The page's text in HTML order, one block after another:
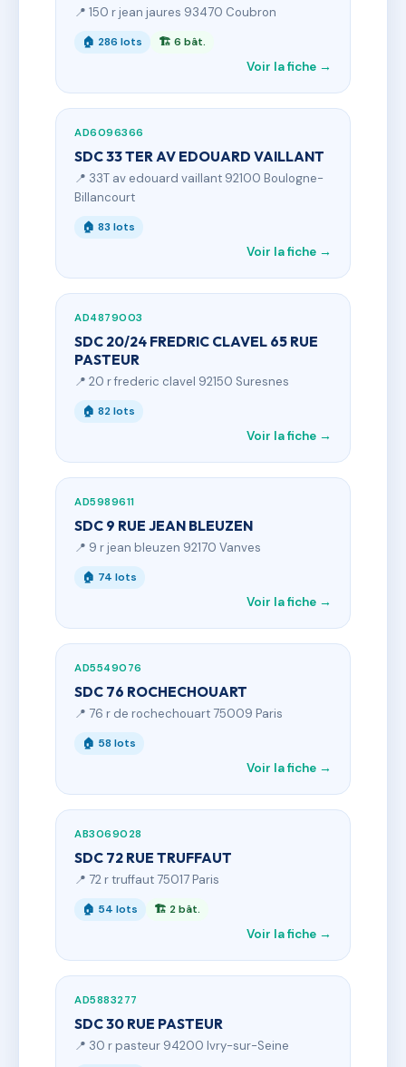
📍 150 r jean jaures 93470 Coubron
🏠 286 lots 🏗 6 bât.
Voir la fiche →
AD6096366
SDC 33 TER AV EDOUARD VAILLANT
📍 33T av edouard vaillant 92100 Boulogne-
Billancourt
🏠 83 lots
Voir la fiche →
AD4879003
SDC 20/24 FREDRIC CLAVEL 65 RUE
PASTEUR
📍 20 r frederic clavel 92150 Suresnes
🏠 82 lots
Voir la fiche →
AD5989611
SDC 9 RUE JEAN BLEUZEN
📍 9 r jean bleuzen 92170 Vanves
🏠 74 lots
Voir la fiche →
AD5549076
SDC 76 ROCHECHOUART
📍 76 r de rochechouart 75009 Paris
🏠 58 lots
Voir la fiche →
AB3069028
SDC 72 RUE TRUFFAUT
📍 72 r truffaut 75017 Paris
🏠 54 lots 🏗 2 bât.
Voir la fiche →
AD5883277
SDC 30 RUE PASTEUR
📍 30 r pasteur 94200 Ivry-sur-Seine